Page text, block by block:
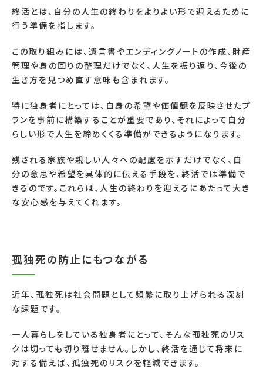
終活とは、自分の人生の終わりをよりよい形で迎えるために
行う準備を指します。
この取り組みには、遺言書やエンディングノートの作成、財産
管理や身の回りの整理だけでなく、人生を振り返り、今後の
生き方を見つめ直す意味も含まれます。
特に独身者にとっては、自身の希望や価値観を反映させたプ
ランを事前に構築することが重要であり、それによって自分
らしい形で人生を締めくくる準備ができるようになります。
残される家族や親しい人々への配慮を示すだけでなく、自
分の意思や希望を具体的に伝える手段を、終活では準備で
きるのです。これらは、人生の終わりを迎えるにあたって大き
な安心感を与えてくれます。
孤独死の防止にもつながる
近年、孤独死は社会問題として頻繁に取り上げられる深刻
な課題です。
一人暮らしをしている独身者にとって、そんな孤独死のリス
クは切っても切り離せません。しかし、終活を通じて将来に
対する備えば、孤独死のリスクを軽減できます。